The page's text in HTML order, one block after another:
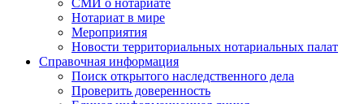
СМИ о нотариате
Нотариат в мире
Мероприятия
Новости территориальных нотариальных палат
Справочная информация
Поиск открытого наследственного дела
Проверить доверенность